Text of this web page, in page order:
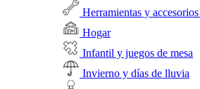
Herramientas y
Hogar
Infantil y juegos de mesa
Invierno y días de lluvia